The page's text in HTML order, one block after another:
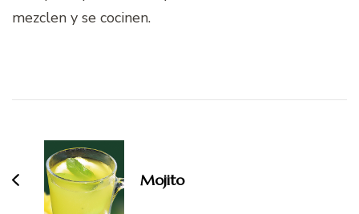
mezclen y se cocinen.
entradas
Mojito